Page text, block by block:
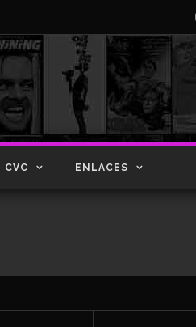
CVC ENLACES